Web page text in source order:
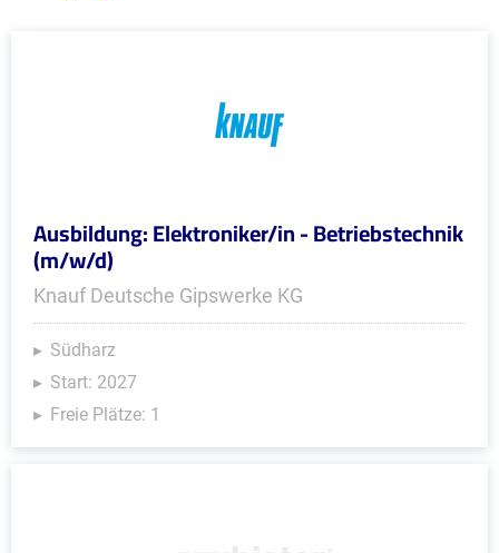
Ausbildung: Elektroniker/in - Betriebstechnik
(m/w/d)
Knauf Deutsche Gipswerke KG
Südharz
Start: 2027
Freie Plätze: 1